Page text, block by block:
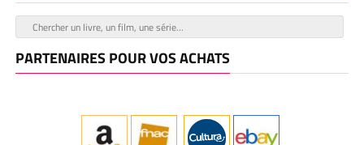
PARTENAIRES POUR VOS ACHATS